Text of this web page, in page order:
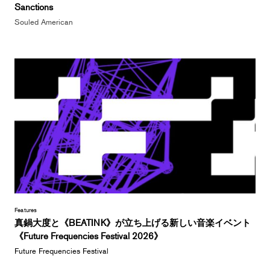
Sanctions
Souled American
Features
真鍋大度と《BEATINK》が立ち上げる新しい音楽イベント
《Future Frequencies Festival 2026》
Future Frequencies Festival